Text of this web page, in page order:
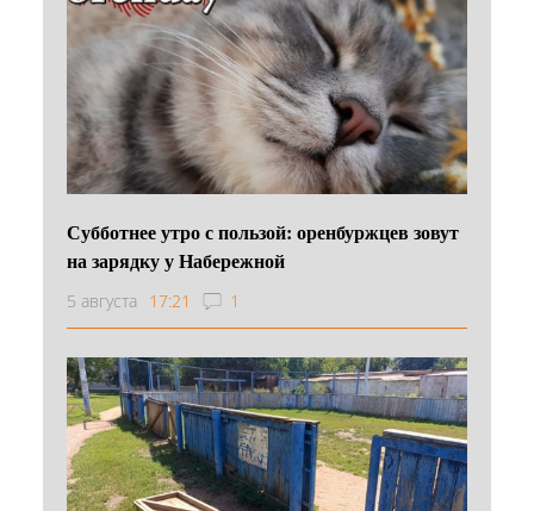
Субботнее утро с пользой: оренбуржцев зовут
на зарядку у Набережной
5 августа 17:21 1